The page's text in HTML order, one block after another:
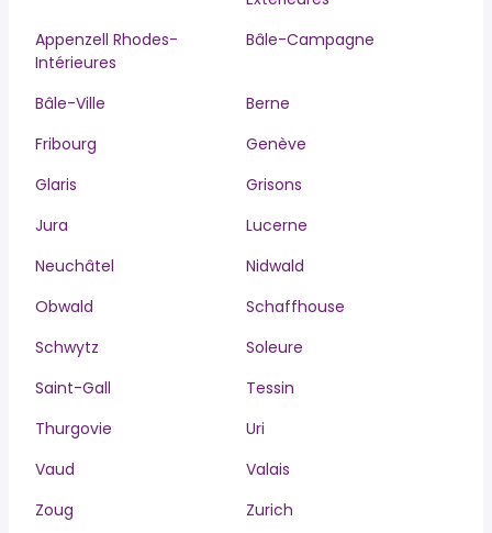
Appenzell Rhodes-
Intérieures
Bâle-Campagne
Bâle-Ville
Berne
Fribourg
Genève
Glaris
Grisons
Jura
Lucerne
Neuchâtel
Nidwald
Obwald
Schaffhouse
Schwytz
Soleure
Saint-Gall
Tessin
Thurgovie
Uri
Vaud
Valais
Zoug
Zurich